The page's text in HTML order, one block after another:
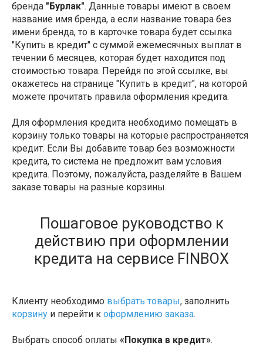
бренда "Бурлак". Данные товары имеют в своем
название имя бренда, а если название товара без
имени бренда, то в карточке товара будет ссылка
"Купить в кредит" с суммой ежемесячных выплат в
течении 6 месяцев, которая будет находится под
стоимостью товара. Перейдя по этой ссылке, вы
окажетесь на странице "Купить в кредит", на которой
можете прочитать правила оформления кредита.
Для оформления кредита необходимо помещать в
корзину только товары на которые распространяется
кредит. Если Вы добавите товар без возможности
кредита, то система не предложит вам условия
кредита. Поэтому, пожалуйста, разделяйте в Вашем
заказе товары на разные корзины.
Пошаговое руководство к
действию при оформлении
кредита на сервисе FINBOX
Клиенту необходимо выбрать товары, заполнить
корзину и перейти к оформлению заказа.
Выбрать способ оплаты «Покупка в кредит».